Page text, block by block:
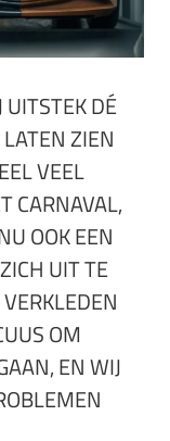
DÉ
ZIEN
VEEL
CARNAVAL,
OOK EEN
UIT TE
OM
EN WIJ